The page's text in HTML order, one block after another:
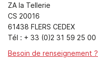
ZA la Tellerie
CS 20016
61438 FLERS CEDEX
Tél : + 33 (0)2 31 59 25 00
Besoin de renseignement ?